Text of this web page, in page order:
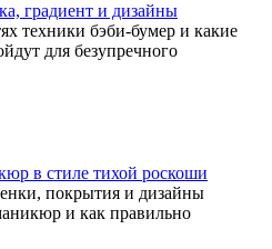
градиент и дизайны
техники бэби-бумер и какие
для безупречного
в стиле тихой роскоши
покрытия и дизайны
и как правильно